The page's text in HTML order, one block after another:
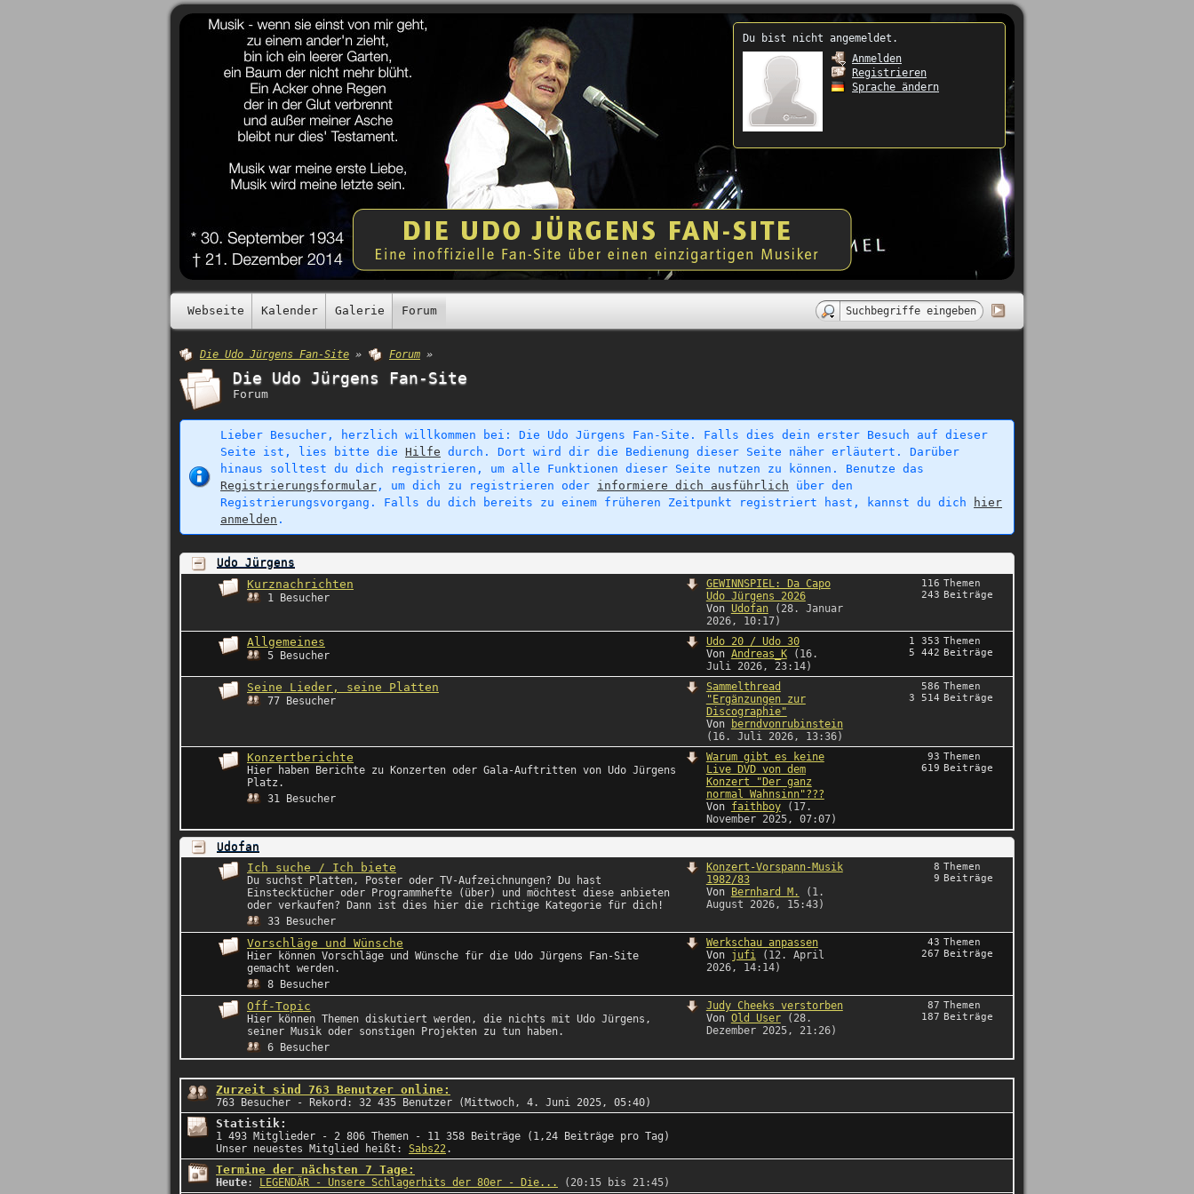
Du bist nicht angemeldet.
Anmelden
Registrieren
Sprache ändern
Webseite Kalender Galerie Forum
Die Udo Jürgens Fan-Site » Forum »
Die Udo Jürgens Fan-Site
Forum
Lieber Besucher, herzlich willkommen bei: Die Udo Jürgens Fan-Site. Falls dies dein erster Besuch auf dieser
Seite ist, lies bitte die Hilfe durch. Dort wird dir die Bedienung dieser Seite näher erläutert. Darüber
hinaus solltest du dich registrieren, um alle Funktionen dieser Seite nutzen zu können. Benutze das
Registrierungsformular , um dich zu registrieren oder informiere dich ausführlich über den
Registrierungsvorgang. Falls du dich bereits zu einem früheren Zeitpunkt registriert hast, kannst du dich
hier
anmelden .
Udo Jürgens
Kurznachrichten
1 Besucher
GEWINNSPIEL: Da Capo
Udo Jürgens 2026
Von Udofan
(28. Januar
2026, 10:17)
Themen
116
Beiträge
243
Allgemeines
5 Besucher
Udo 20 / Udo 30
Von Andreas_K
(16.
Juli 2026, 23:14)
Themen
1 353
Beiträge
5 442
Seine Lieder, seine Platten
77 Besucher
Sammelthread
"Ergänzungen zur
Discographie"
Von
berndvonrubinstein
(16. Juli 2026, 13:36)
Themen
586
Beiträge
3 514
Konzertberichte
Hier haben Berichte zu Konzerten oder Gala-Auftritten von Udo Jürgens
Platz.
31 Besucher
Warum gibt es keine
Live DVD von dem
Konzert "Der ganz
normal Wahnsinn"???
Von faithboy
(17.
November 2025, 07:07)
Themen
93
Beiträge
619
Udofan
Ich suche / Ich biete
Du suchst Platten, Poster oder TV-Aufzeichnungen? Du hast
Einstecktücher oder Programmhefte (über) und möchtest diese anbieten
oder verkaufen? Dann ist dies hier die richtige Kategorie für dich!
33 Besucher
Konzert-Vorspann-Musik
1982/83
Von
Bernhard M.
(1.
August 2026, 15:43)
Themen
8
Beiträge
9
Vorschläge und Wünsche
Hier können Vorschläge und Wünsche für die Udo Jürgens Fan-Site
gemacht werden.
8 Besucher
Werkschau anpassen
Von jufi
(12. April
2026, 14:14)
Themen
43
Beiträge
267
Off-Topic
Hier können Themen diskutiert werden, die nichts mit Udo Jürgens,
seiner Musik oder sonstigen Projekten zu tun haben.
6 Besucher
Judy Cheeks verstorben
Von Old User
(28.
Dezember 2025, 21:26)
Themen
87
Beiträge
187
Zurzeit sind 763 Benutzer online:
763 Besucher - Rekord: 32 435 Benutzer (Mittwoch, 4. Juni 2025, 05:40)
Statistik:
1 493 Mitglieder - 2 806 Themen - 11 358 Beiträge (1,24 Beiträge pro Tag)
Unser neuestes Mitglied heißt: Sabs22.
Termine der nächsten 7 Tage:
Heute: LEGENDÄR - Unsere Schlagerhits der 80er - Die... (20:15 bis 21:45)